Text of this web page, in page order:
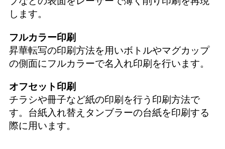
します。
フルカラー印刷
昇華転写の印刷方法を用いボトルやマグカップ
の側面にフルカラーで名入れ印刷を行います。
オフセット印刷
チラシや冊子など紙の印刷を行う印刷方法で
す。台紙入れ替えタンブラーの台紙を印刷する
際に用います。